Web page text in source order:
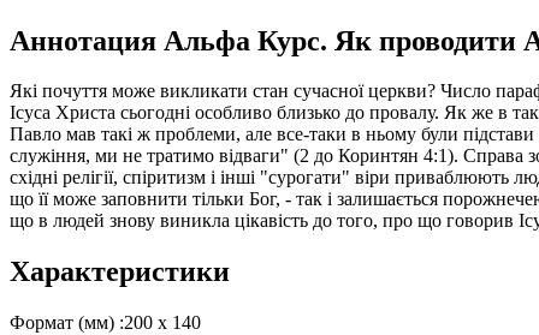
Аннотация Альфа Курс. Як проводити
Які почуття може викликати стан сучасної церкви? Число
Ісуса Христа сьогодні особливо близько до провалу. Як же в
Павло мав такі ж проблеми, але все-таки в ньому були
служіння, ми не тратимо відваги" (2 до Коринтян 4:1). Справа
східні релігії, спіритизм і інші "сурогати" віри
що її може заповнити тільки Бог, - так і залишається
що в людей знову виникла цікавість до того, про що говорив
Характеристики
Формат (мм) :200 х 140